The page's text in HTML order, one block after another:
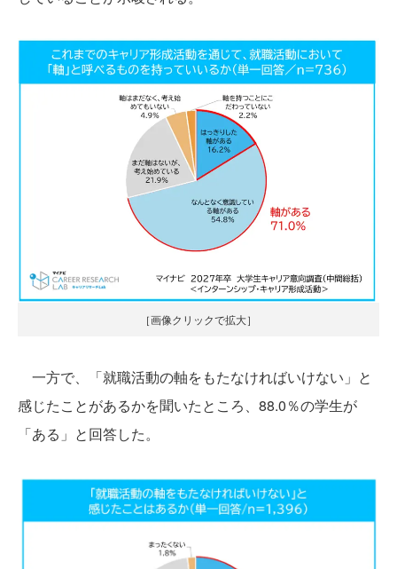
［画像クリックで拡大］
一方で、「就職活動の軸をもたなければいけない」と
感じたことがあるかを聞いたところ、88.0％の学生が
「ある」と回答した。